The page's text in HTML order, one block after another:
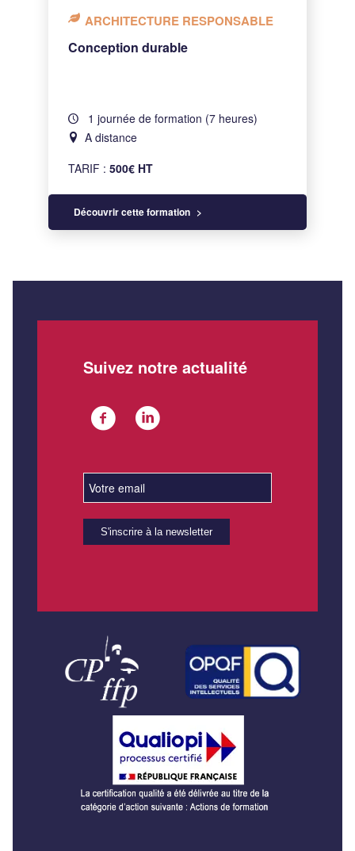
ARCHITECTURE RESPONSABLE
Conception durable
1 journée de formation (7 heures)
A distance
TARIF :500€ HT
Découvrir cette formation
Suivez notre actualité